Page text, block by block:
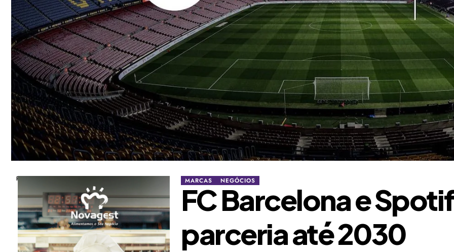
Publicidade MARCAS NEGÓCIOS
FC Barcelona e
parceria até 2030